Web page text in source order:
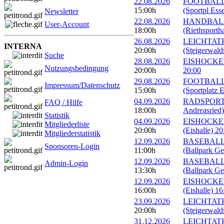
Newsletter
User-Account
INTERNA
Suche
Nutzungsbedingung
Impressum/Datenschutz
FAQ / Hilfe
Statistik
Mitgliederliste
Mitgliederstatistik
Sponsoren-Login
Admin-Login
15:00h
(Sportpl
22.08.2026
18:00h
26.08.2026
20:00h
28.08.2026
20:00h
20:00
29.08.2026
15:00h
(Sportplatz
04.09.2026
18:00h
04.09.2026
20:00h
(Eishalle)
12.09.2026
11:00h
(Ballpark
12.09.2026
13:30h
(Ballpark
12.09.2026
16:00h
(Eishalle)
23.09.2026
20:00h
31.12.2026